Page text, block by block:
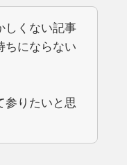
しくない記事
ちにならない
参りたいと思